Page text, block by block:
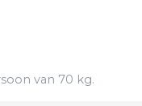
van 70 kg.